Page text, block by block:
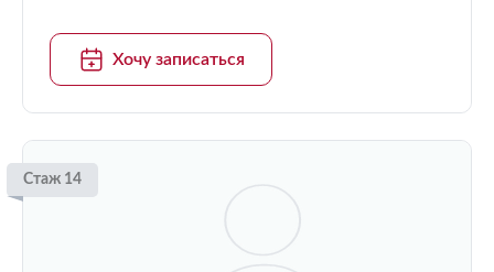
Хочу записаться
Стаж 14